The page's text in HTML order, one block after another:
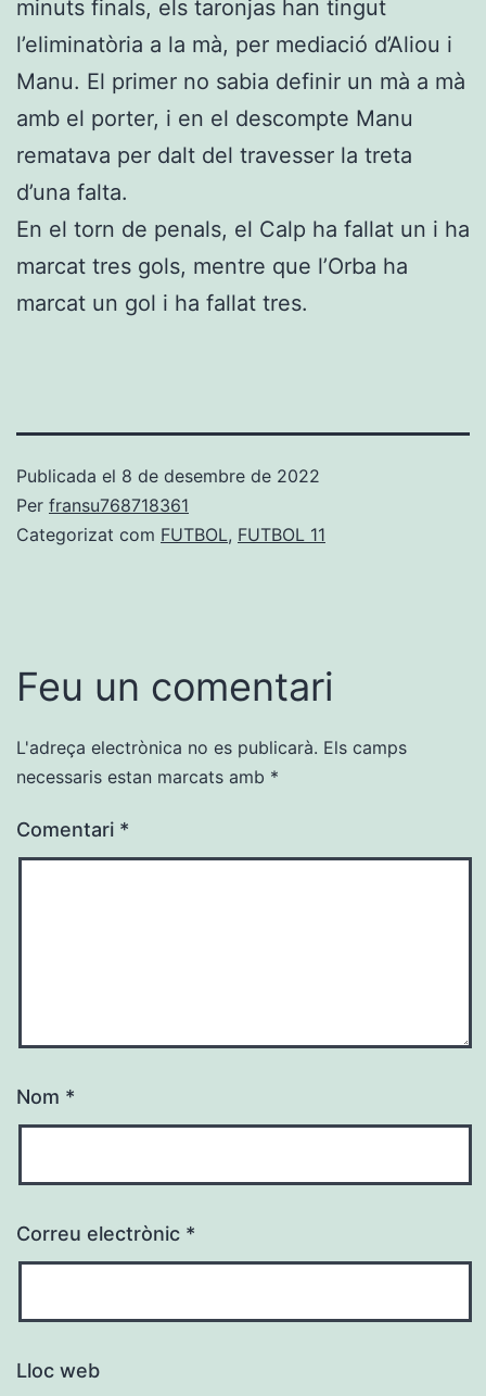
minuts finals, els taronjas han tingut
l’eliminatòria a la mà, per mediació d’Aliou i
Manu. El primer no sabia definir un mà a mà
amb el porter, i en el descompte Manu
rematava per dalt del travesser la treta
d’una falta.
En el torn de penals, el Calp ha fallat un i ha
marcat tres gols, mentre que l’Orba ha
marcat un gol i ha fallat tres.
Publicada el 8 de desembre de 2022
Per fransu768718361
Categorizat com FUTBOL, FUTBOL 11
Feu un comentari
L'adreça electrònica no es publicarà. Els camps
necessaris estan marcats amb *
Comentari *
Nom *
Correu electrònic *
Lloc web